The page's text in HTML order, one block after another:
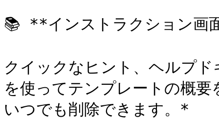
📚 **インストラクション画
クイックなヒント、ヘルプ
を使ってテンプレートの概
いつでも削除できます。*